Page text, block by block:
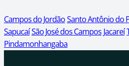
Campos do JordãoSanto Antônio do
SapucaíSão José dos Campos Jacareí
Pindamonhangaba